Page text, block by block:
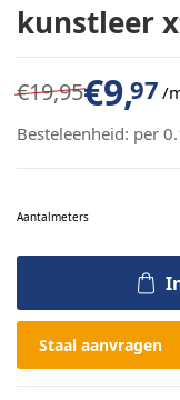
kunstleer
€19,95€9,97 /
Besteleenheid: per
Aantalmeters
Staal aanvragen